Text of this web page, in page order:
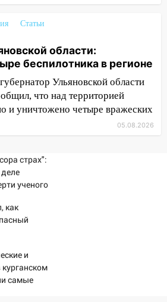
без прав врезался в
автомобиль
«зебру» на
под колеса
изнутри: в
районе горела дача
районе сгорели
горел жилой дом
Ульяновской области:
беспилотника в
дотла сгорел
Статьи
области:
беспилотника в регионе
Ульяновской области
что над территорией
и уничтожено четыре вражеских
05.08.2026
страх":
ученого
с
как
и
самые